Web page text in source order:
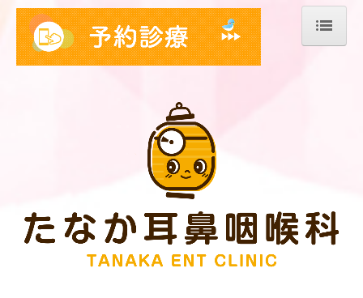
ホーム
喉の疾患
花粉症・アレルギー